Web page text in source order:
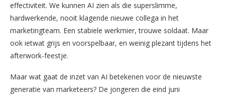
effectiviteit. We kunnen AI zien als die superslimme,
hardwerkende, nooit klagende nieuwe collega in het
marketingteam. Een stabiele werkmier, trouwe soldaat. Maar
ook ietwat grijs en voorspelbaar, en weinig plezant tijdens het
afterwork-feestje.
Maar wat gaat de inzet van AI betekenen voor de nieuwste
generatie van marketeers? De jongeren die eind juni